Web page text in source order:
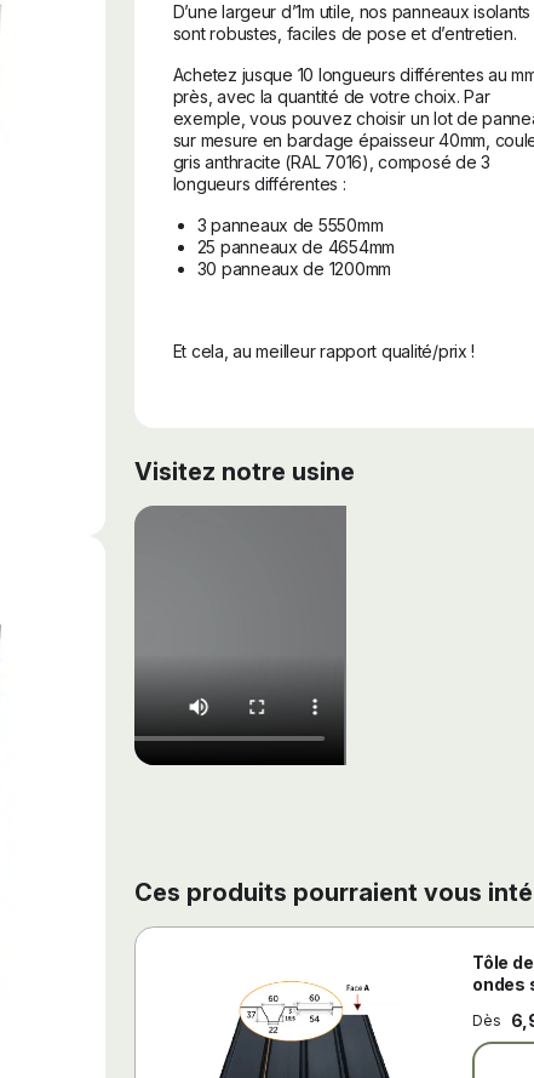
D’une largeur d’1m utile, nos panneaux isolants
sont robustes, faciles de pose et d’entretien.
Achetez jusque 10 longueurs différentes au
près, avec la quantité de votre choix. Par
exemple, vous pouvez choisir un lot de
sur mesure en bardage épaisseur 40mm,
gris anthracite (RAL 7016), composé de 3
longueurs différentes :
3 panneaux de 5550mm
25 panneaux de 4654mm
30 panneaux de 1200mm
Et cela, au meilleur rapport qualité/prix !
Visitez notre usine
Ces produits pourraient vous
Tôle
ondes
Dès